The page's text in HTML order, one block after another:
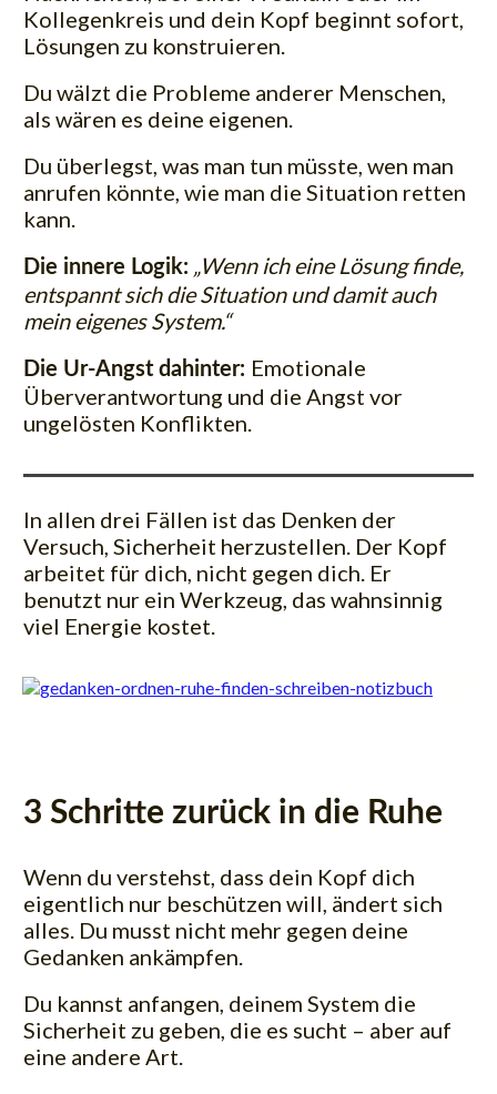
Kollegenkreis und dein Kopf beginnt sofort,
Lösungen zu konstruieren.
Du wälzt die Probleme anderer Menschen,
als wären es deine eigenen.
Du überlegst, was man tun müsste, wen man
anrufen könnte, wie man die Situation retten
kann.
Die innere Logik: „Wenn ich eine Lösung finde,
entspannt sich die Situation und damit auch
mein eigenes System.“
Die Ur-Angst dahinter: Emotionale
Überverantwortung und die Angst vor
ungelösten Konflikten.
In allen drei Fällen ist das Denken der
Versuch, Sicherheit herzustellen. Der Kopf
arbeitet für dich, nicht gegen dich. Er
benutzt nur ein Werkzeug, das wahnsinnig
viel Energie kostet.
3 Schritte zurück in die Ruhe
Wenn du verstehst, dass dein Kopf dich
eigentlich nur beschützen will, ändert sich
alles. Du musst nicht mehr gegen deine
Gedanken ankämpfen.
Du kannst anfangen, deinem System die
Sicherheit zu geben, die es sucht – aber auf
eine andere Art.